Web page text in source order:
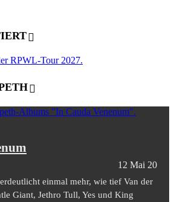
12 Mai 20
einmal mehr, wie tief Van der
Giant, Jethro Tull, Yes und King